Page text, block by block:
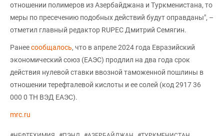
отношении полимеров из Азербайджана и Туркменистана, то
меры по пресечению подобных действий будут оправданы", –
отметил главный редактор RUPEC Дмитрий Семягин.
Ранеесообщалось, что в апреле 2024 года Евразийский
экономический союз (ЕАЭС) продлил на два года срок
действия нулевой ставки ввозной таможенной пошлины в
отношении терефталевой кислоты и ее солей (код 2917 36
000 0 ТН ВЭД ЕАЭС).
mrc.ru